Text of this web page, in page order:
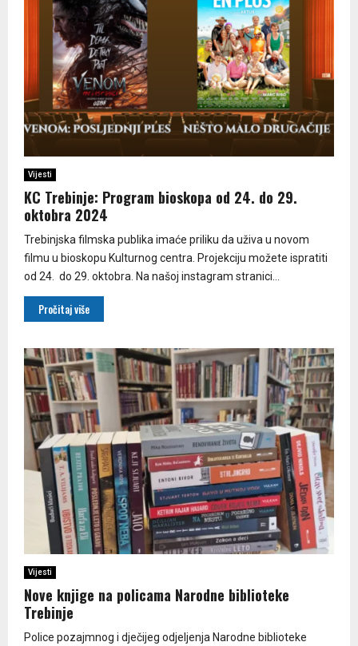
Vijesti
KC Trebinje: Program bioskopa od 24. do 29.
oktobra 2024
Trebinjska filmska publika imaće priliku da uživa u novom
filmu u bioskopu Kulturnog centra. Projekciju možete ispratiti
od 24. do 29. oktobra. Na našoj instagram stranici...
Pročitaj više
Vijesti
Nove knjige na policama Narodne biblioteke
Trebinje
Police pozajmnog i dječijeg odjeljenja Narodne biblioteke